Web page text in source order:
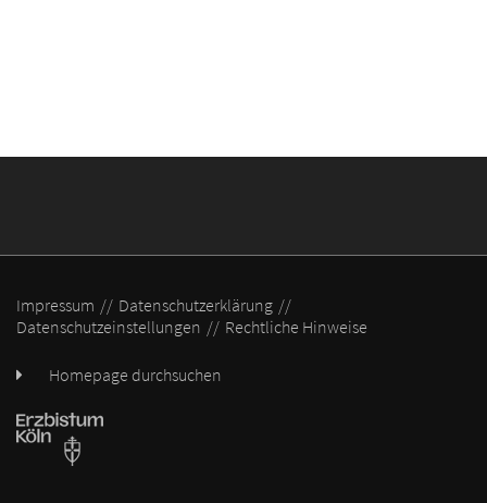
Impressum
Datenschutzerklärung
Datenschutzeinstellungen
Rechtliche Hinweise
Homepage durchsuchen